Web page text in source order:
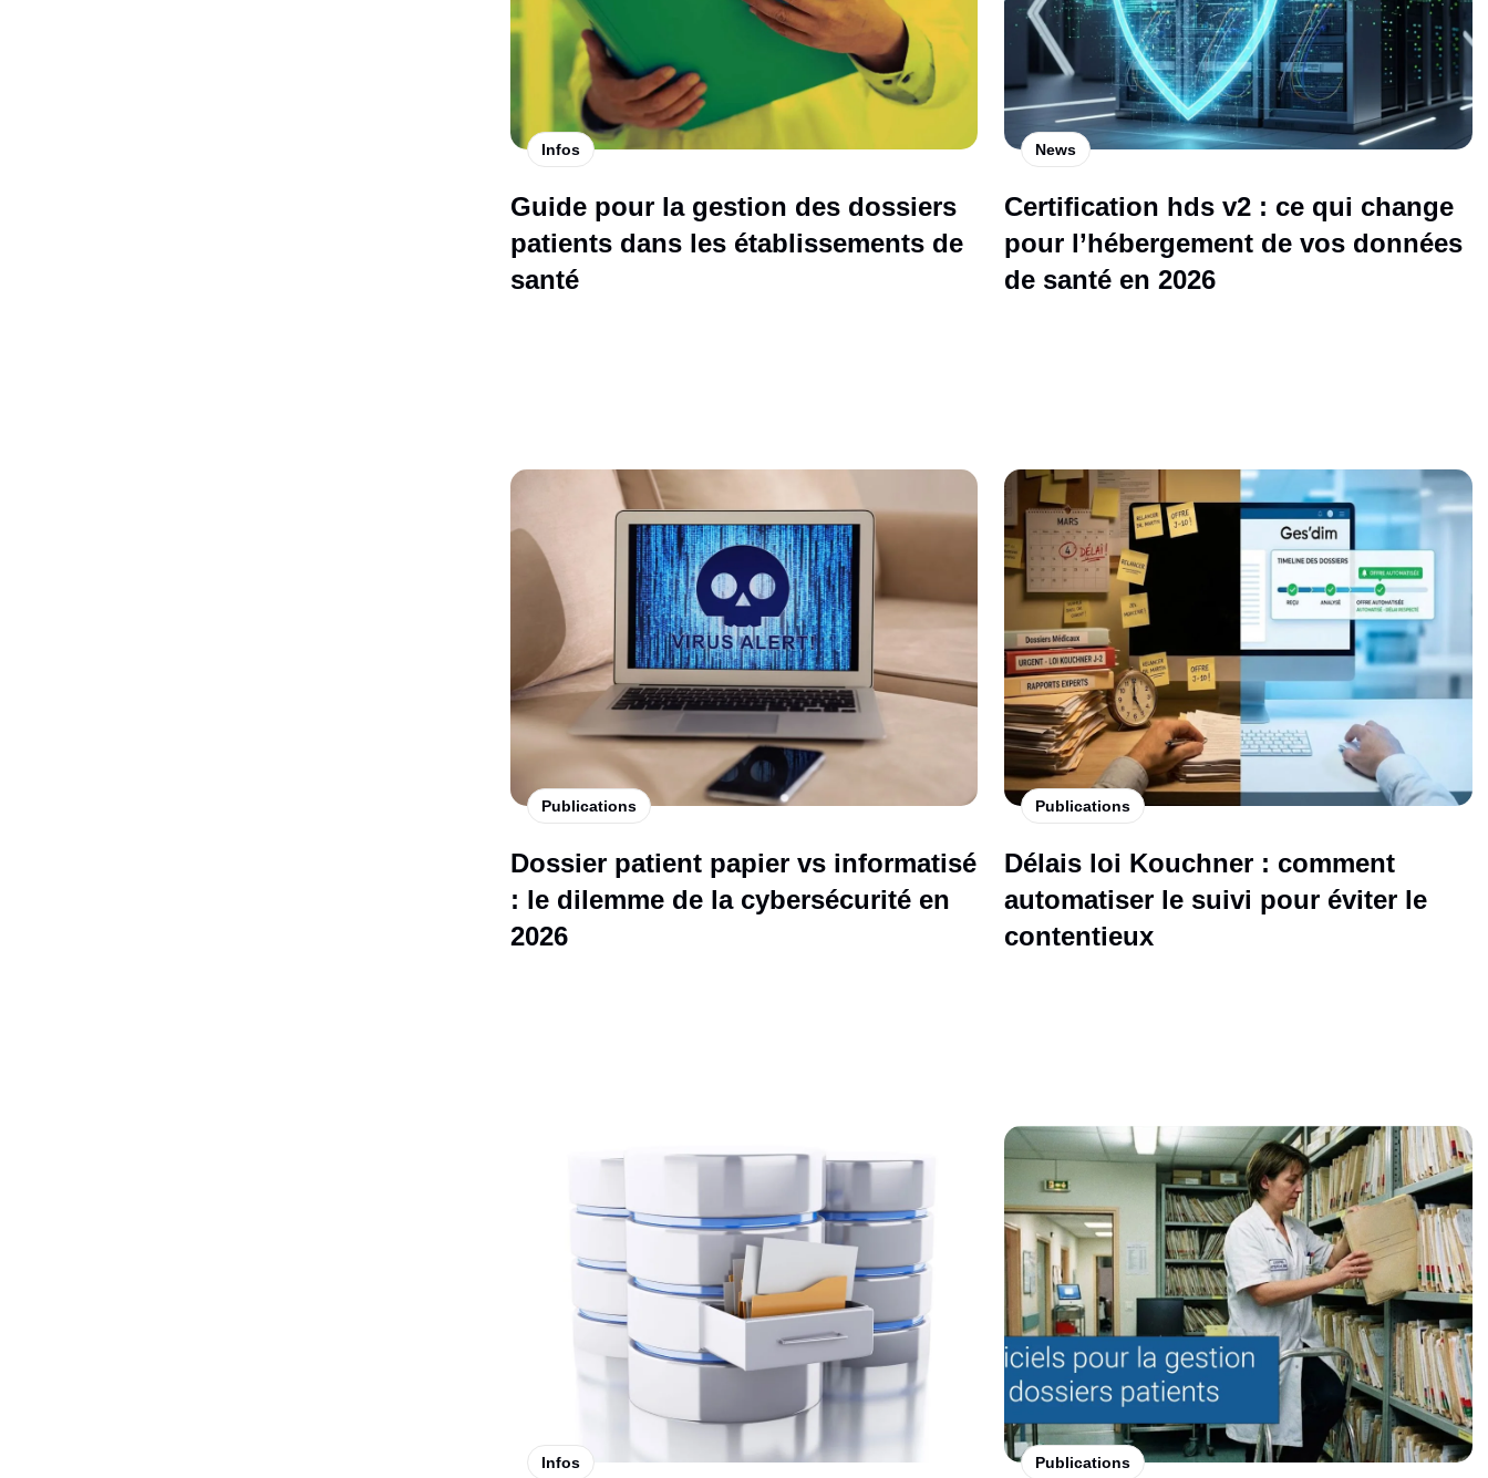
Infos
Guide pour la gestion des dossiers
patients dans les établissements de
santé
News
Certification hds v2 : ce qui change
pour l’hébergement de vos données
de santé en 2026
Publications
Dossier patient papier vs informatisé
: le dilemme de la cybersécurité en
2026
Publications
Délais loi Kouchner : comment
automatiser le suivi pour éviter le
contentieux
Infos Publications